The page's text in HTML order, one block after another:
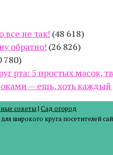
не так! (48 618)
обратно! (26 826)
780)
рта: 5 простых масок,
— ешь, хоть
советы| Сад огород
широкого круга посетителей